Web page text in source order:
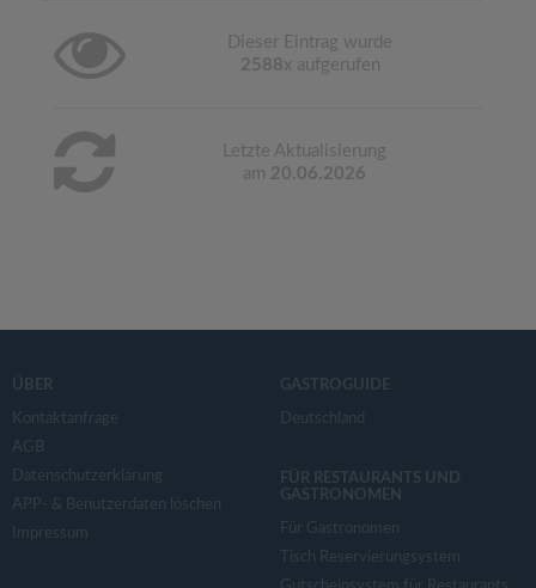
Dieser Eintrag wurde
2588x aufgerufen
Letzte Aktualisierung
am 20.06.2026
ÜBER
Kontaktanfrage
AGB
Datenschutzerklärung
APP- & Benutzerdaten löschen
Impressum
GASTROGUIDE
Deutschland
FÜR RESTAURANTS UND
GASTRONOMEN
Für Gastronomen
Tisch Reservierungsystem